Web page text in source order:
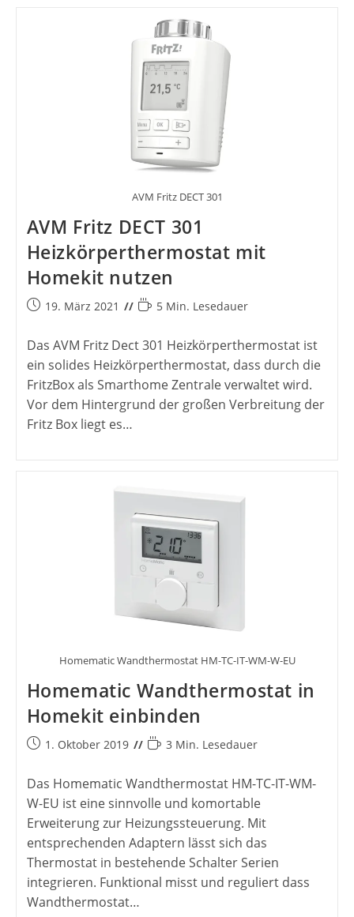
AVM Fritz DECT 301
AVM Fritz DECT 301
Heizkörperthermostat mit
Homekit nutzen
Beitrag19. März 2021 Lesedauer:
5 Min. Lesedauer
Das AVM Fritz Dect 301 Heizkörperthermostat ist
ein solides Heizkörperthermostat, dass durch die
FritzBox als Smarthome Zentrale verwaltet wird.
Vor dem Hintergrund der großen Verbreitung der
Fritz Box liegt es…
Homematic Wandthermostat HM-TC-IT-WM-W-EU
Homematic Wandthermostat in
Homekit einbinden
Beitrag1. Oktober 2019 Lesedauer:
3 Min. Lesedauer
Das Homematic Wandthermostat HM-TC-IT-WM-
W-EU ist eine sinnvolle und komortable
Erweiterung zur Heizungssteuerung. Mit
entsprechenden Adaptern lässt sich das
Thermostat in bestehende Schalter Serien
integrieren. Funktional misst und reguliert dass
Wandthermostat…